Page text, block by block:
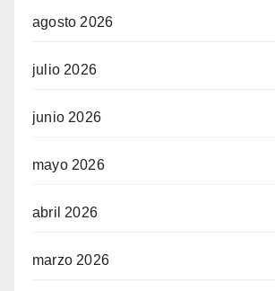
agosto 2026
julio 2026
junio 2026
mayo 2026
abril 2026
marzo 2026